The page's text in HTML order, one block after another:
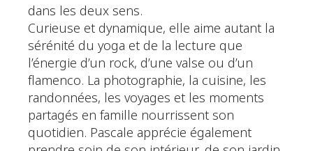
dans les deux sens.
Curieuse et dynamique, elle aime autant la
sérénité du yoga et de la lecture que
l’énergie d’un rock, d’une valse ou d’un
flamenco. La photographie, la cuisine, les
randonnées, les voyages et les moments
partagés en famille nourrissent son
quotidien. Pascale apprécie également